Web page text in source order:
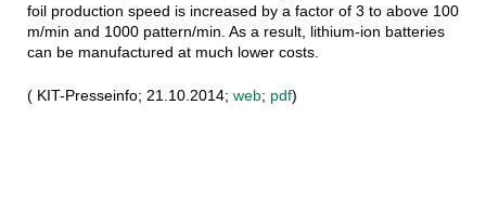
foil production speed is increased by a factor of 3 to above 100
m/min and 1000 pattern/min. As a result, lithium-ion batteries
can be manufactured at much lower costs.
( KIT-Presseinfo; 21.10.2014; web; pdf)